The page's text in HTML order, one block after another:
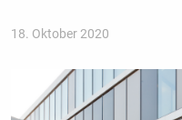
18. Oktober 2020